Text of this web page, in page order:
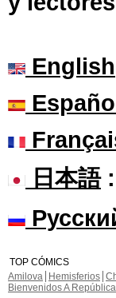
English
日本語:
TOP CÓMICS
Amilova
Hemisferios
Bienvenidos A